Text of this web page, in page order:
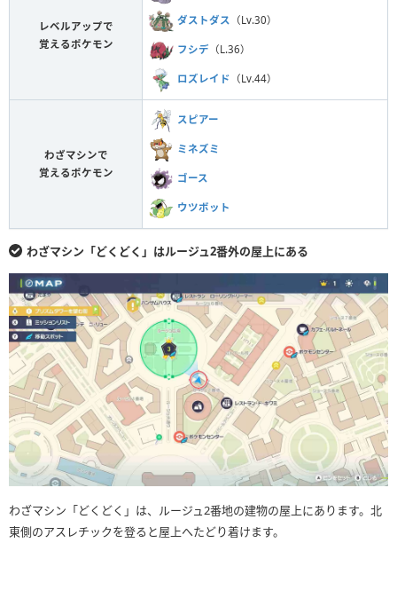
レベルアップで
覚えるポケモン
ダストダス （Lv.30）
フシデ （L.36）
ロズレイド （Lv.44）
わざマシンで
覚えるポケモン
スピアー
ミネズミ
ゴース
ウツボット
わざマシン「どくどく」はルージュ2番外の屋上にある
わざマシン「どくどく」は、ルージュ2番地の建物の屋上にあります。北
東側のアスレチックを登ると屋上へたどり着けます。